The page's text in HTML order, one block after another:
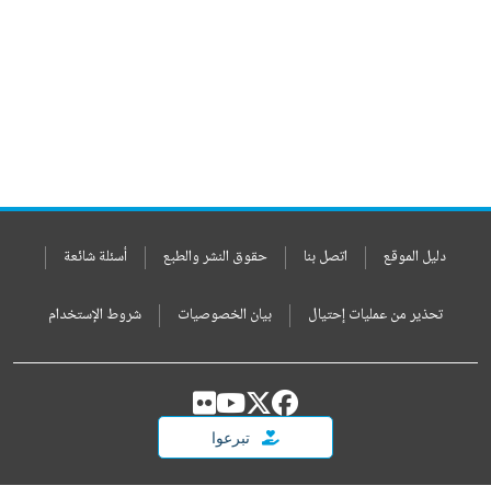
دليل الموقع اتصل بنا حقوق النشر والطبع أسئلة شائعة
تحذير من عمليات إحتيال بيان الخصوصيات شروط الإستخدام
تبرعوا